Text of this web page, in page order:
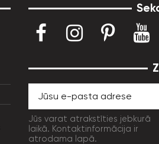
Jūs varat atrakstīties jebkurā
laikā. Kontaktinformācija ir
atrodama lapā.